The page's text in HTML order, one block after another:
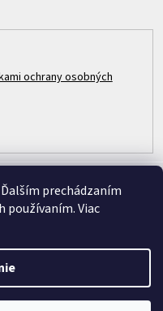
prechádzaním
používaním. Viac
ochrany osobných
. Všetky práva vyhradené.